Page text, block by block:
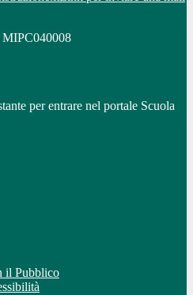
MIPC040008
per entrare nel portale Scuola
il Pubblico